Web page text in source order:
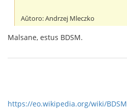
Aŭtoro: Andrzej Mleczko
Malsane, estus BDSM.
https://eo.wikipedia.org/wiki/BDSM